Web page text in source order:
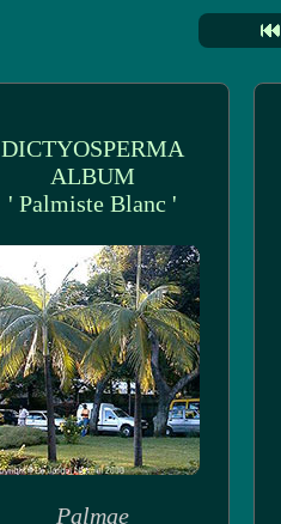
DICTYOSPERMA
ALBUM
' Palmiste Blanc '
Palmae